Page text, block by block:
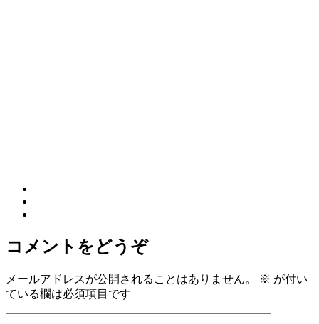
コメントをどうぞ
メールアドレスが公開されることはありません。 ※ が付い
ている欄は必須項目です